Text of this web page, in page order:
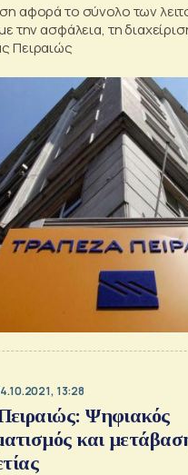
αφορά το σύνολο των
την ασφάλεια, τη
Πειραιώς
13:28
Ψηφιακός
και